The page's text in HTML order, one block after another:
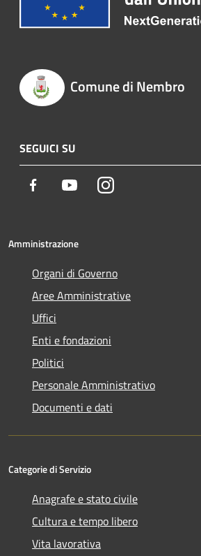
Comune di Nembro
SEGUICI SU
Facebook YoutubeInstagram
Amministrazione
Organi di Governo
Aree Amministrative
Uffici
Enti e fondazioni
Politici
Personale Amministrativo
Documenti e dati
Categorie di Servizio
Anagrafe e stato civile
Cultura e tempo libero
Vita lavorativa